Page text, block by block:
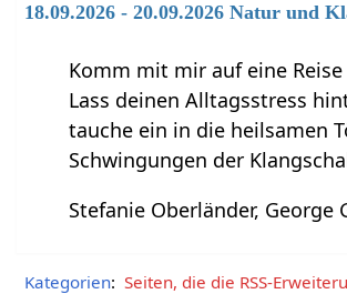
18.09.2026 - 20.09.2026 Natur und
Komm mit mir auf eine
Lass deinen Alltagsstress
tauche ein in die heilsamen
Schwingungen der
Stefanie Oberländer, George
Kategorien: Seiten, die die RSS-